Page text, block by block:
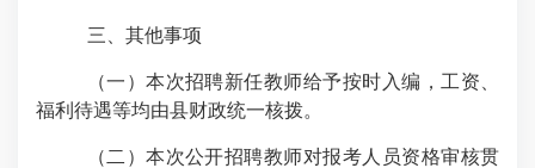
三、其他事项
（一）本次招聘新任教师给予按时入编，工资、
福利待遇等均由县财政统一核拨。
（二）本次公开招聘教师对报考人员资格审核贯